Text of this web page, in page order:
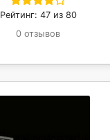
Рейтинг: 47 из 80
0 отзывов